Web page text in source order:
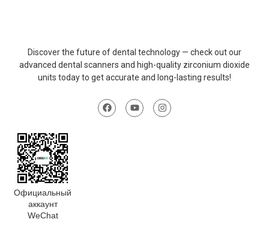
Discoverthe future ofdental technology — checkoutour
advanced dental scanners and high-quality zirconium dioxide
units todayto getaccurate and long- lasting results!
Официальный
аккаунт
WeChat